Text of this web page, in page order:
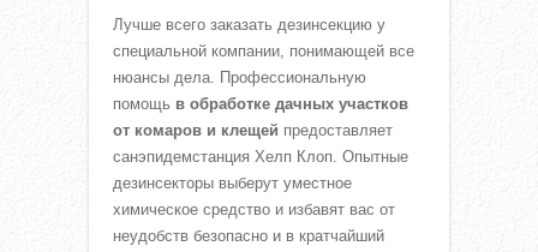
Лучше всего заказать дезинсекцию у
специальной компании, понимающей все
нюансы дела. Профессиональную
помощь в обработке дачных участков
от комаров и клещей предоставляет
санэпидемстанция Хелп Клоп. Опытные
дезинсекторы выберут уместное
химическое средство и избавят вас от
неудобств безопасно и в кратчайший